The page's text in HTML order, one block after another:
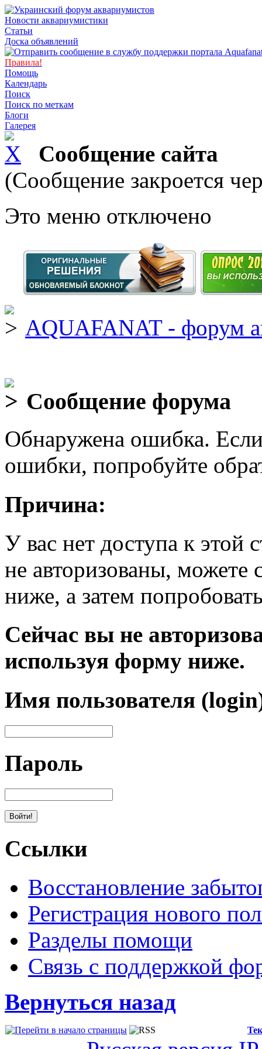
Новости аквариумистики
Статьи
Доска объявлений
Правила!
Помощь
Календарь
Поиск
Поиск по меткам
Блоги
Галерея
Сообщение сайта
(Сообщение закроется
Это меню отключено
AQUAFANAT - форум
Сообщение форума
Обнаружена ошибка.
ошибки, попробуйте
Причина:
У вас нет доступа к
не авторизованы, можете
ниже, а затем
Сейчас вы не
используя форму ниже.
Имя пользователя
Пароль
Ссылки
Восстановление
Регистрация нового
Разделы помощи
Связь с поддержкой
Вернуться назад